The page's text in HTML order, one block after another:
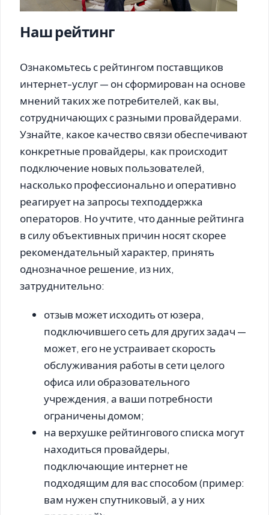
Наш рейтинг
Ознакомьтесь с рейтингом поставщиков
интернет-услуг — он сформирован на основе
мнений таких же потребителей, как вы,
сотрудничающих с разными провайдерами.
Узнайте, какое качество связи обеспечивают
конкретные провайдеры, как происходит
подключение новых пользователей,
насколько профессионально и оперативно
реагирует на запросы техподдержка
операторов. Но учтите, что данные рейтинга
в силу объективных причин носят скорее
рекомендательный характер, принять
однозначное решение, из них,
затруднительно:
отзыв может исходить от юзера,
подключившего сеть для других задач —
может, его не устраивает скорость
обслуживания работы в сети целого
офиса или образовательного
учреждения, а ваши потребности
ограничены домом;
на верхушке рейтингового списка могут
находиться провайдеры,
подключающие интернет не
подходящим для вас способом (пример:
вам нужен спутниковый, а у них